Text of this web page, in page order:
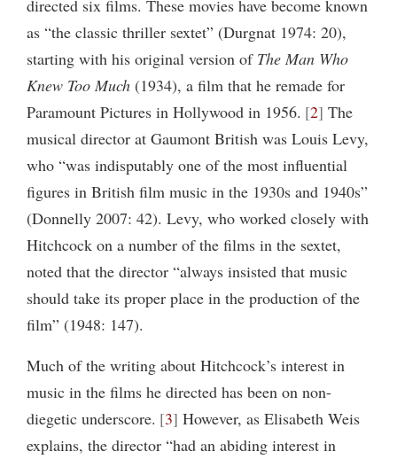
directed six films. These movies have become known
as “the classic thriller sextet” (Durgnat 1974: 20),
starting with his original version of The Man Who
Knew Too Much (1934), a film that he remade for
Paramount Pictures in Hollywood in 1956. 2 The
musical director at Gaumont British was Louis Levy,
who “was indisputably one of the most influential
figures in British film music in the 1930s and 1940s”
(Donnelly 2007: 42). Levy, who worked closely with
Hitchcock on a number of the films in the sextet,
noted that the director “always insisted that music
should take its proper place in the production of the
film” (1948: 147).
Much of the writing about Hitchcock’s interest in
music in the films he directed has been on non-
diegetic underscore. 3 However, as Elisabeth Weis
explains, the director “had an abiding interest in